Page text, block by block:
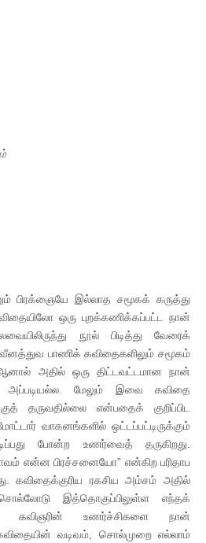
பிரக்ஞையே இல்லாத சமூகக் கருத்து
ஒரு புறக்கணிக்கப்பட்ட நான்
நூல் பிடித்து வேரைக்
பாணிக் கவிதைகளிலும் சமூகம்
அதில் ஒரு திட்டவட்டமான நான்
அப்படியல்ல. மேலும் இவை கவிதை
தருவதில்லை என்பதைக் குறிப்பிட
வாகனங்களில் ஒட்டப்பட்டிருக்கும்
போன்ற உணர்வைத் தருகிறது.
என்ன பிரச்சனையோ” என்கிற பரிதாப
கவிதைக்குரிய ரகசிய அம்சம் அதில்
இத்தொகுப்பிலுள்ள எந்தக்
கவிஞரின் உணர்ச்சிகளை நான்
வடிவம், சொல்முறை எல்லாம்